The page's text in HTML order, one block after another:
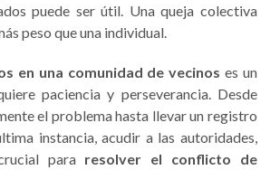
puede ser útil. Una queja colectiva
peso que una individual.
en una comunidad de vecinos es un
paciencia y perseverancia. Desde
el problema hasta llevar un registro
instancia, acudir a las autoridades,
para resolver el conflicto de